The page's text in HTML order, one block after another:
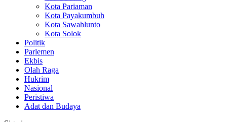
Kota Pariaman
Kota Payakumbuh
Kota Sawahlunto
Kota Solok
Politik
Parlemen
Ekbis
Olah Raga
Hukrim
Nasional
Peristiwa
Adat dan Budaya